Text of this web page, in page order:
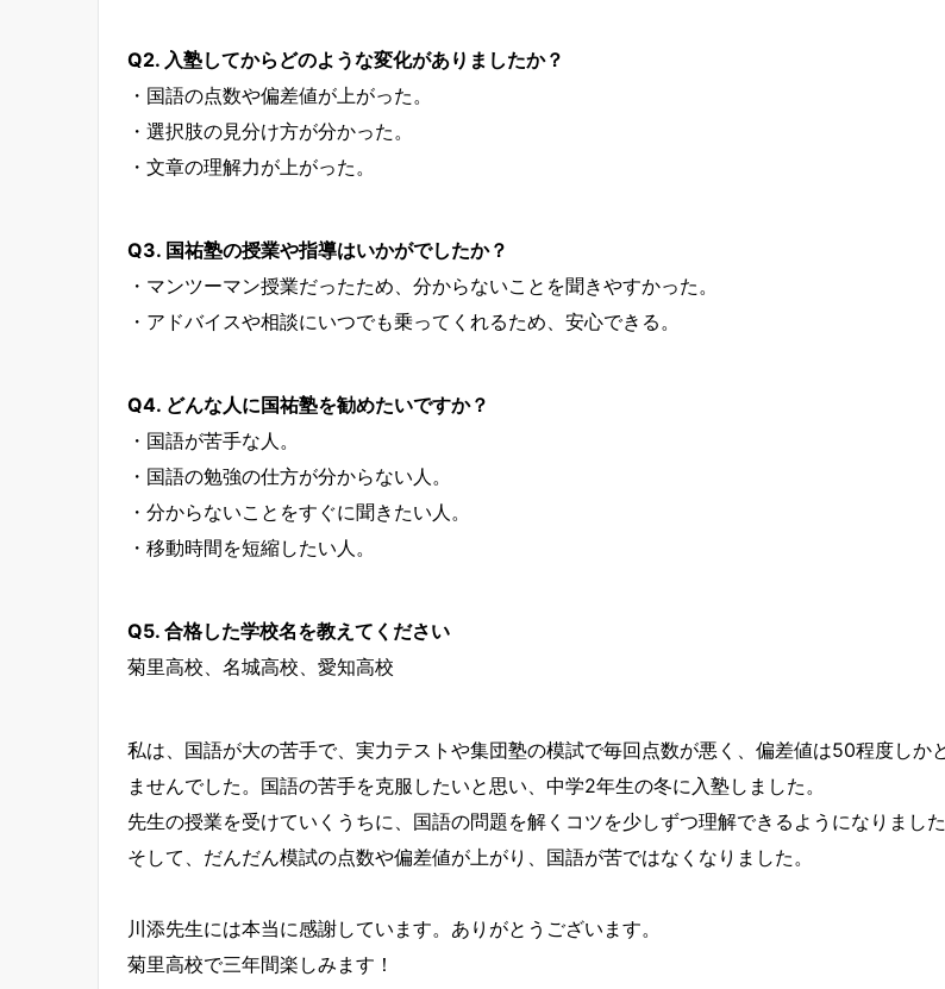
Q2. 入塾してからどのような変化がありましたか？
・国語の点数や偏差値が上がった。
・選択肢の見分け方が分かった。
・文章の理解力が上がった。
Q3. 国祐塾の授業や指導はいかがでしたか？
・マンツーマン授業だったため、分からないことを聞きやすかった。
・アドバイスや相談にいつでも乗ってくれるため、安心できる。
Q4. どんな人に国祐塾を勧めたいですか？
・国語が苦手な人。
・国語の勉強の仕方が分からない人。
・分からないことをすぐに聞きたい人。
・移動時間を短縮したい人。
Q5. 合格した学校名を教えてください
菊里高校、名城高校、愛知高校
私は、国語が大の苦手で、実力テストや集団塾の模試で毎回点数が悪く、偏差値は50程度しか
ませんでした。国語の苦手を克服したいと思い、中学2年生の冬に入塾しました。
先生の授業を受けていくうちに、国語の問題を解くコツを少しずつ理解できるようになりました
そして、だんだん模試の点数や偏差値が上がり、国語が苦ではなくなりました。
川添先生には本当に感謝しています。ありがとうございます。
菊里高校で三年間楽しみます！